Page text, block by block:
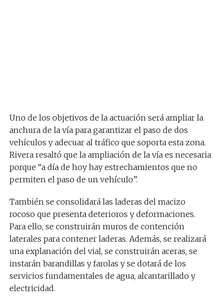
Uno de los objetivos de la actuación será ampliar la
anchura de la vía para garantizar el paso de dos
vehículos y adecuar al tráfico que soporta esta zona.
Rivera resaltó que la ampliación de la vía es necesaria
porque “a día de hoy hay estrechamientos que no
permiten el paso de un vehículo”.
También se consolidará las laderas del macizo
rocoso que presenta deterioros y deformaciones.
Para ello, se construirán muros de contención
laterales para contener laderas. Además, se realizará
una explanación del vial, se construirán aceras, se
instarán barandillas y farolas y se dotará de los
servicios fundamentales de agua, alcantarillado y
electricidad.